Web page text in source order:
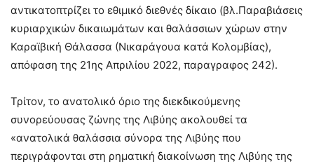
αντικατοπτρίζει το εθιμικό διεθνές δίκαιο (βλ.Παραβιάσεις
κυριαρχικών δικαιωμάτων και θαλάσσιων χώρων στην
Καραϊβική Θάλασσα (Νικαράγουα κατά Κολομβίας),
απόφαση της 21ης Απριλίου 2022, παραγραφος 242).
Τρίτον, το ανατολικό όριο της διεκδικούμενης
συνορεύουσας ζώνης της Λιβύης ακολουθεί τα
«ανατολικά θαλάσσια σύνορα της Λιβύης που
περιγράφονται στη ρηματική διακοίνωση της Λιβύης της